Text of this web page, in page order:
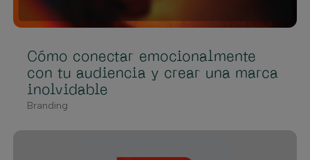
Cómo conectar emocionalmente
con tu audiencia y crear una marca
inolvidable
Branding